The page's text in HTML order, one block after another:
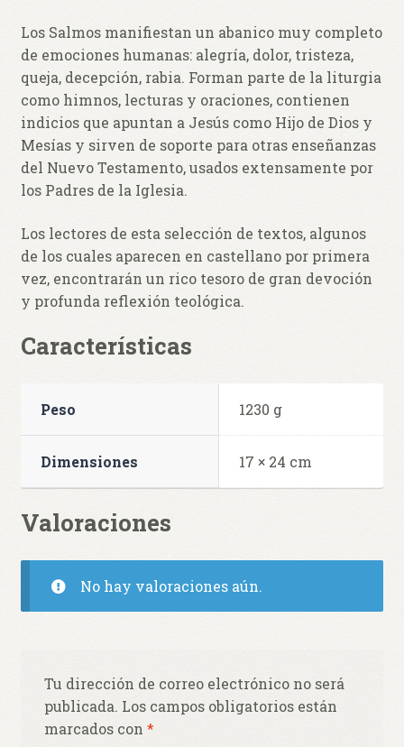
Los Salmos manifiestan un abanico muy completo
de emociones humanas: alegría, dolor, tristeza,
queja, decepción, rabia. Forman parte de la liturgia
como himnos, lecturas y oraciones, contienen
indicios que apuntan a Jesús como Hijo de Dios y
Mesías y sirven de soporte para otras enseñanzas
del Nuevo Testamento, usados extensamente por
los Padres de la Iglesia.
Los lectores de esta selección de textos, algunos
de los cuales aparecen en castellano por primera
vez, encontrarán un rico tesoro de gran devoción
y profunda reflexión teológica.
Características
Peso 1230 g
Dimensiones 17 × 24 cm
Valoraciones
No hay valoraciones aún.
Tu dirección de correo electrónico no será
publicada. Los campos obligatorios están
marcados con *